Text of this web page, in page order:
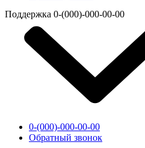
Поддержка 0-(000)-000-00-00
0-(000)-000-00-00
Обратный звонок